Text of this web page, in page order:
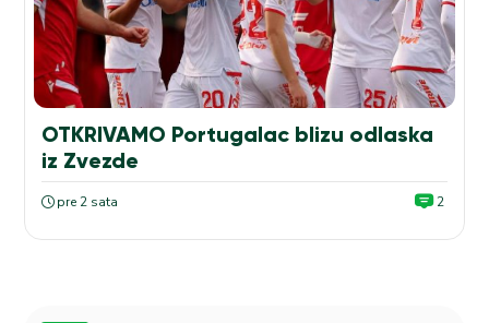
OTKRIVAMO Portugalac blizu odlaska
iz Zvezde
pre 2 sata 2